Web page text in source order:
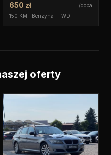
650 zł
/doba
150 KM · Benzyna · FWD
oferty